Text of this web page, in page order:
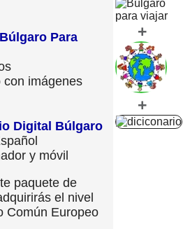
Para
con imágenes
Digital Búlgaro
y móvil
paquete de
el nivel
Común Europeo
+
+